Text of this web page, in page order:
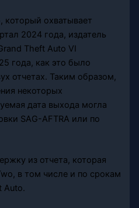
который охватывает
2024 года, издатель
Theft Auto VI
года, как это было
отчетах. Таким образом,
некоторых
дата выхода могла
SAG-AFTRA или по
из отчета, которая
в том числе и по срокам
Auto.